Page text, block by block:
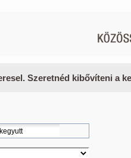
Szeretnéd kibővíteni a